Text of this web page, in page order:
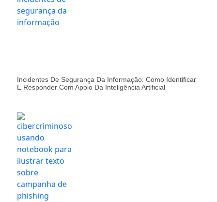
Incidentes De Segurança Da Informação: Como Identificar
E Responder Com Apoio Da Inteligência Artificial